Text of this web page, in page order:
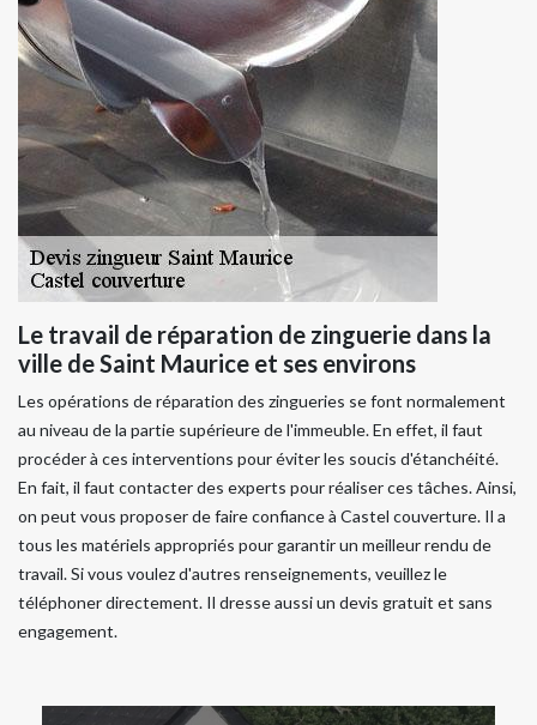
Le travail de réparation de zinguerie dans la
ville de Saint Maurice et ses environs
Les opérations de réparation des zingueries se font normalement
au niveau de la partie supérieure de l'immeuble. En effet, il faut
procéder à ces interventions pour éviter les soucis d'étanchéité.
En fait, il faut contacter des experts pour réaliser ces tâches. Ainsi,
on peut vous proposer de faire confiance à Castel couverture. Il a
tous les matériels appropriés pour garantir un meilleur rendu de
travail. Si vous voulez d'autres renseignements, veuillez le
téléphoner directement. Il dresse aussi un devis gratuit et sans
engagement.